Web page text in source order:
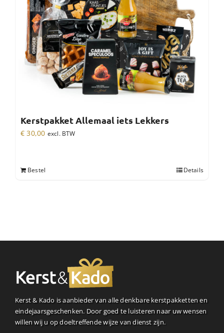
Kerstpakket Allemaal iets Lekkers
€ 30,00 excl. BTW
Bestel Details
Kerst & Kado is aanbieder van alle denkbare kerstpakketten en
eindejaarsgeschenken. Door goed te luisteren naar uw wensen
willen wij u op doeltreffende wijze van dienst zijn.